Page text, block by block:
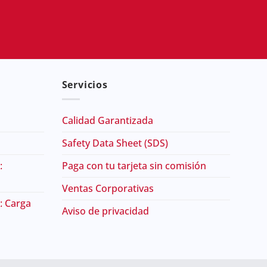
Carga
Servicios
Calidad Garantizada
Safety Data Sheet (SDS)
Paga con tu tarjeta sin comisión
Ventas Corporativas
Aviso de privacidad